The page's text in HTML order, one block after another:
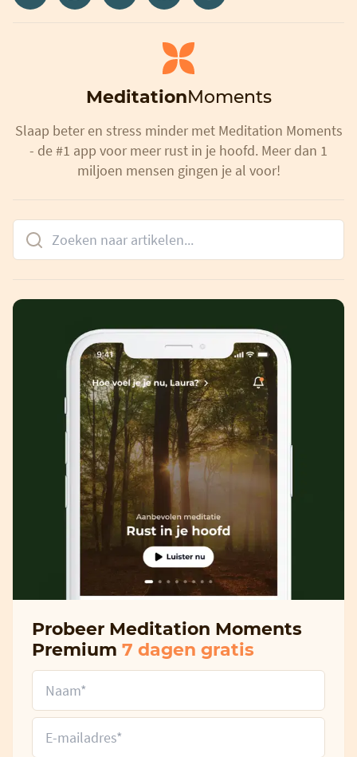
MeditationMoments
Slaap beter en stress minder met Meditation Moments
- de #1 app voor meer rust in je hoofd. Meer dan 1
miljoen mensen gingen je al voor!
Probeer Meditation Moments
Premium 7 dagen gratis